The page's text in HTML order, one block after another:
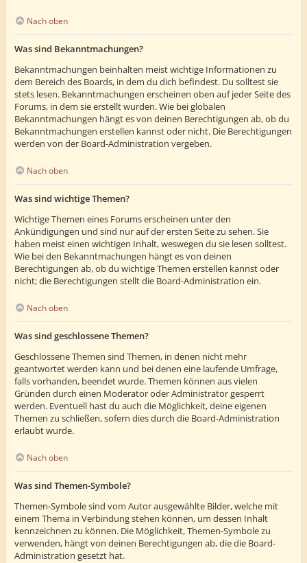
Nach oben
Was sind Bekanntmachungen?
Bekanntmachungen beinhalten meist wichtige Informationen zu
dem Bereich des Boards, in dem du dich befindest. Du solltest sie
stets lesen. Bekanntmachungen erscheinen oben auf jeder Seite des
Forums, in dem sie erstellt wurden. Wie bei globalen
Bekanntmachungen hängt es von deinen Berechtigungen ab, ob du
Bekanntmachungen erstellen kannst oder nicht. Die Berechtigungen
werden von der Board-Administration vergeben.
Nach oben
Was sind wichtige Themen?
Wichtige Themen eines Forums erscheinen unter den
Ankündigungen und sind nur auf der ersten Seite zu sehen. Sie
haben meist einen wichtigen Inhalt, weswegen du sie lesen solltest.
Wie bei den Bekanntmachungen hängt es von deinen
Berechtigungen ab, ob du wichtige Themen erstellen kannst oder
nicht; die Berechtigungen stellt die Board-Administration ein.
Nach oben
Was sind geschlossene Themen?
Geschlossene Themen sind Themen, in denen nicht mehr
geantwortet werden kann und bei denen eine laufende Umfrage,
falls vorhanden, beendet wurde. Themen können aus vielen
Gründen durch einen Moderator oder Administrator gesperrt
werden. Eventuell hast du auch die Möglichkeit, deine eigenen
Themen zu schließen, sofern dies durch die Board-Administration
erlaubt wurde.
Nach oben
Was sind Themen-Symbole?
Themen-Symbole sind vom Autor ausgewählte Bilder, welche mit
einem Thema in Verbindung stehen können, um dessen Inhalt
kennzeichnen zu können. Die Möglichkeit, Themen-Symbole zu
verwenden, hängt von deinen Berechtigungen ab, die die Board-
Administration gesetzt hat.